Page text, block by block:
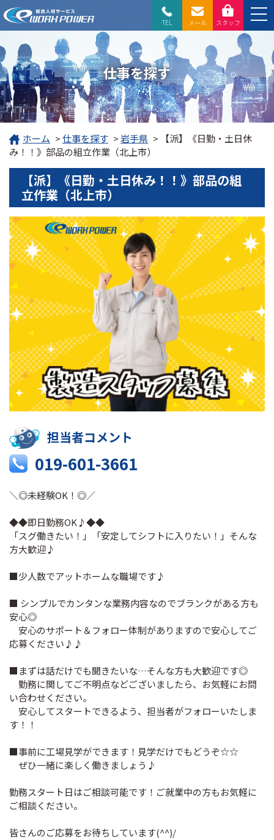
TEL メール スタッフ
仕事を探す
ホーム >仕事を探す >岩手県 >
【派】《日勤・土日休
み！！》部品の組立作業（北上市）
【派】《日勤・土日休み！！》部品の組
立作業（北上市）
担当者コメント
019-601-3661
＼◎未経験OK！◎／
◆◆即日勤務OK♪◆◆
「スグ働きたい！」「安定してシフトに入りたい！」そんな
方大歓迎♪
■少人数でアットホームな職場です♪
■ シンプルでカンタンな業務内容なのでブランクがある方も
安心◎
安心のサポート＆フォロー体制がありますので安心してご
応募ください♪♪
■まずは話だけでも聞きたいな…そんな方も大歓迎です◎
勤務に関してご不明点などございましたら、お気軽にお問
い合わせください。
安心してスタートできるよう、担当者がフォローいたしま
す！！
■事前に工場見学ができます！見学だけでもどうぞ☆☆
ぜひ一緒に楽しく働きましょう♪
勤務スタート日はご相談可能です！ご就業中の方もお気軽に
ご相談ください。
皆さんのご応募をお待ちしています(^^)/